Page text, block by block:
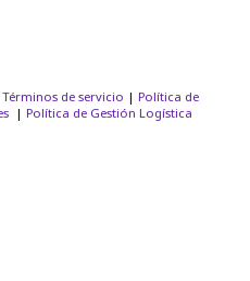
Términos de servicio | Política de
| Política de Gestión Logística